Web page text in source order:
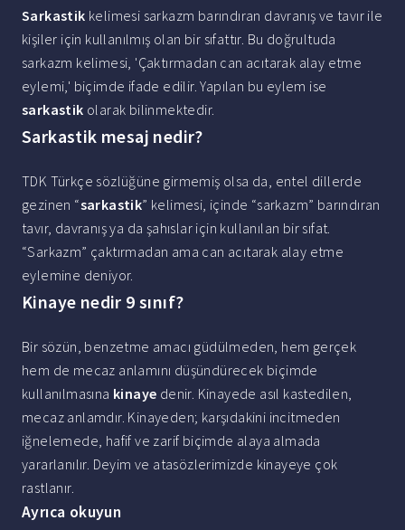
Sarkastik kelimesi sarkazm barındıran davranış ve tavır ile
kişiler için kullanılmış olan bir sıfattır. Bu doğrultuda
sarkazm kelimesi, 'Çaktırmadan can acıtarak alay etme
eylemi,' biçimde ifade edilir. Yapılan bu eylem ise
sarkastik olarak bilinmektedir.
Sarkastik mesaj nedir?
TDK Türkçe sözlüğüne girmemiş olsa da, entel dillerde
gezinen “sarkastik” kelimesi, içinde “sarkazm” barındıran
tavır, davranış ya da şahıslar için kullanılan bir sıfat.
“Sarkazm” çaktırmadan ama can acıtarak alay etme
eylemine deniyor.
Kinaye nedir 9 sınıf?
Bir sözün, benzetme amacı güdülmeden, hem gerçek
hem de mecaz anlamını düşündürecek biçimde
kullanılmasına kinaye denir. Kinayede asıl kastedilen,
mecaz anlamdır. Kinayeden; karşıdakini incitmeden
iğnelemede, hafif ve zarif biçimde alaya almada
yararlanılır. Deyim ve atasözlerimizde kinayeye çok
rastlanır.
Ayrıca okuyun